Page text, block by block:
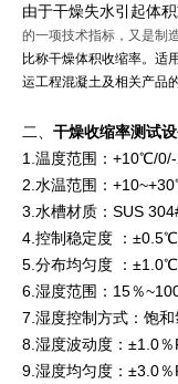
由于干燥失水引起体
的一项技术指标，又是制
比称干燥体积收缩率。适
运工程混凝土及相关产品
二、 干燥收缩率测试
1.温度范围：+10℃/
2.水温范围：
3.水槽材质：SUS
4.控制稳定度 ：±0.5℃
5.分布均匀度 ：±1.0℃
6.湿度范围：15％
7.湿度控制方式：饱
8.湿度波动度：±1.0％
9.湿度均匀度：±3.0％